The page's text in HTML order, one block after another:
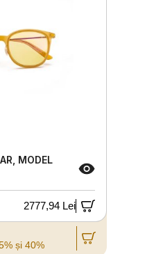
MODEL
2777,94 Lei
și 40%